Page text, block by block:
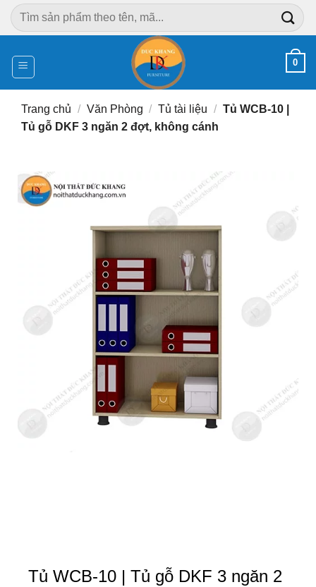
Chuyển
đến
dung
Tìm
kiếm:
0
Trang chủ / Văn Phòng / Tủ tài liệu / Tủ WCB-10 |
Tủ gỗ DKF 3 ngăn 2 đợt, không cánh
Tủ WCB-10 | Tủ gỗ DKF 3 ngăn 2